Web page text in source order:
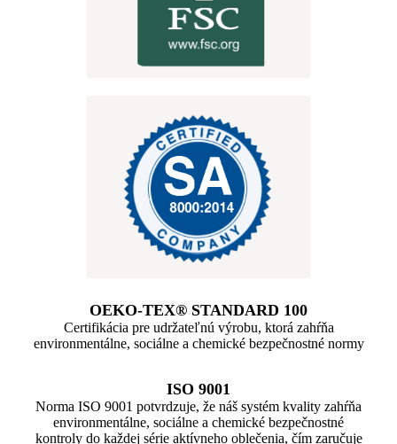
OEKO-TEX® STANDARD 100
Certifikácia pre udržateľnú výrobu, ktorá zahŕňa
environmentálne, sociálne a chemické bezpečnostné normy
ISO 9001
Norma ISO 9001 potvrdzuje, že náš systém kvality zahŕňa
environmentálne, sociálne a chemické bezpečnostné
kontroly do každej série aktívneho oblečenia, čím zaručuje